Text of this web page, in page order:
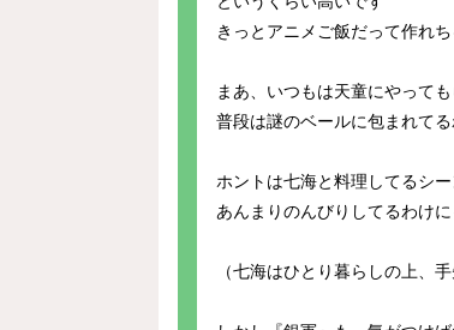
きっとアニメご飯だって作れ
まあ、いつもは天童にやって
普段は謎のベールに包まれてる
ホントは七海と料理してるシ
あんまりのんびりしてるわけ
（七海はひとり暮らしの上、